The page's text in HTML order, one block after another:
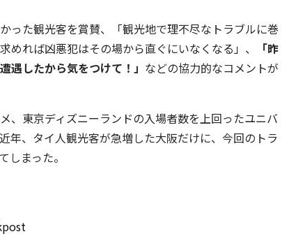
った観光客を賞賛、「観光地で理不尽なトラブルに巻
めれば凶悪犯はその場から直ぐにいなくなる」、
「昨
遇したから気をつけて！」 などの協力的なコメントが
、東京ディズニーランドの入場者数を上回ったユニバ
年、タイ人観光客が急増した大阪だけに、今回のトラ
しまった。